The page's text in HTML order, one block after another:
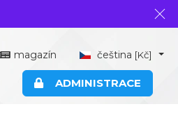
magazín čeština [Kč]
ADMINISTRACE